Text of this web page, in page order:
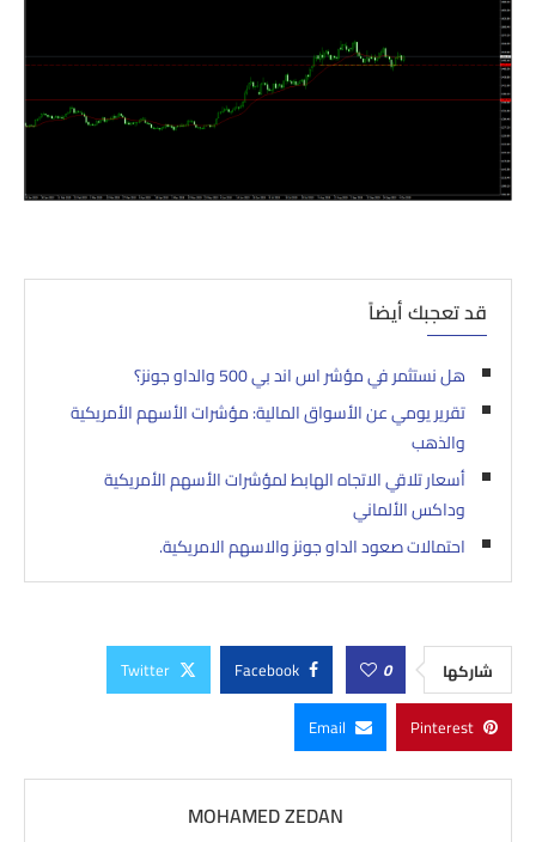
قد تعجبك أيضاً
هل نستثمر في مؤشر اس اند بي 500 والداو جونز؟
تقرير يومي عن الأسواق المالية: مؤشرات الأسهم الأمريكية
والذهب
أسعار تلاقي الاتجاه الهابط لمؤشرات الأسهم الأمريكية
وداكس الألماني
احتمالات صعود الداو جونز والاسهم الامريكية.
شاركها 0
Facebook
Twitter
Pinterest
Email
MOHAMED ZEDAN